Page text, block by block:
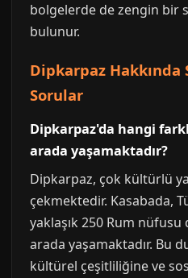
bolgelerde de zengin bir
bulunur.
Dipkarpaz Hakkında
Sorular
Dipkarpaz'da hangi
arada yaşamaktadır?
Dipkarpaz, çok kültürlü
çekmektedir. Kasabada,
yaklaşık 250 Rum nüfusu
arada yaşamaktadır. Bu
kültürel çeşitliliğine ve